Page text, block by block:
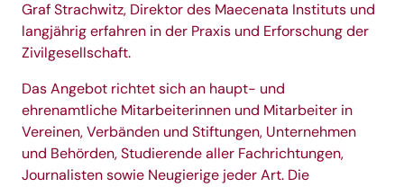
Graf Strachwitz, Direktor des Maecenata Instituts und
langjährig erfahren in der Praxis und Erforschung der
Zivilgesellschaft.
Das Angebot richtet sich an haupt- und
ehrenamtliche Mitarbeiterinnen und Mitarbeiter in
Vereinen, Verbänden und Stiftungen, Unternehmen
und Behörden, Studierende aller Fachrichtungen,
Journalisten sowie Neugierige jeder Art. Die